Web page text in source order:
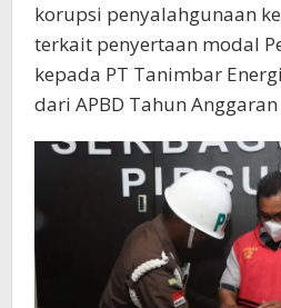
korupsi penyalahgunaan
terkait penyertaan modal
kepada PT Tanimbar
dari APBD Tahun